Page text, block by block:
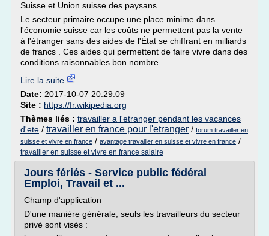
Suisse et Union suisse des paysans .
Le secteur primaire occupe une place minime dans
l'économie suisse car les coûts ne permettent pas la vente
à l'étranger sans des aides de l'État se chiffrant en milliards
de francs . Ces aides qui permettent de faire vivre dans des
conditions raisonnables bon nombre...
Lire la suite
Date: 2017-10-07 20:29:09
Site : https://fr.wikipedia.org
Thèmes liés : travailler a l'etranger pendant les vacances
d'ete / travailler en france pour l'etranger / forum travailler en
suisse et vivre en france / avantage travailler en suisse et vivre en france /
travailler en suisse et vivre en france salaire
Jours fériés - Service public fédéral
Emploi, Travail et ...
Champ d'application
D'une manière générale, seuls les travailleurs du secteur
privé sont visés :